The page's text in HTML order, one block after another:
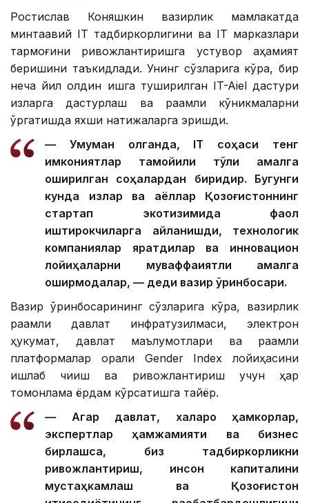
Ростислав Коняшкин вазирлик мамлакатда
минтақавий IТ тадбиркорлигини ва IТ марказлари
тармоғини ривожлантиришга устувор аҳамият
беришини таъкидлади. Унинг сўзларига кўра, бир
неча йил олдин ишга туширилган IT-Aiel дастури
қизларга дастурлаш ва рақамли кўникмаларни
ўргатишда яхши натижаларга эришди.
— Умуман олганда, IТ соҳаси тенг
имкониятлар тамойили тўлиқ амалга
оширилган соҳалардан биридир. Бугунги
кунда қизлар ва аёллар Қозоғистоннинг
стартап экотизимида фаол
иштирокчиларга айланишди, технологик
компаниялар яратдилар ва инновацион
лойиҳаларни муваффақиятли амалга
оширмоқдалар, — деди вазир ўринбосари.
Вазир ўринбосарининг сўзларига кўра, вазирлик
рақамли давлат инфратузилмаси, электрон
ҳукумат, давлат маълумотлари ва рақамли
платформалар орқали Gender Index лойиҳасини
ишлаб чиқиш ва ривожлантириш учун ҳар
томонлама ёрдам кўрсатишга тайёр.
— Агар давлат, халқаро ҳамкорлар,
экспертлар ҳамжамияти ва бизнес
бирлашса, биз тадбиркорликни
ривожлантириш, инсон капиталини
мустаҳкамлаш ва Қозоғистон